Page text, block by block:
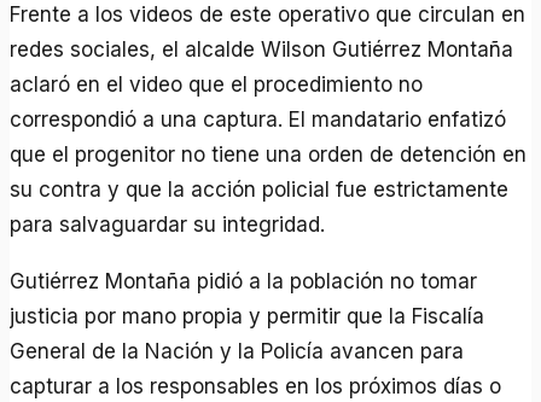
Frente a los videos de este operativo que circulan en
redes sociales, el alcalde Wilson Gutiérrez Montaña
aclaró en el video que el procedimiento no
correspondió a una captura. El mandatario enfatizó
que el progenitor no tiene una orden de detención en
su contra y que la acción policial fue estrictamente
para salvaguardar su integridad.
Gutiérrez Montaña pidió a la población no tomar
justicia por mano propia y permitir que la Fiscalía
General de la Nación y la Policía avancen para
capturar a los responsables en los próximos días o